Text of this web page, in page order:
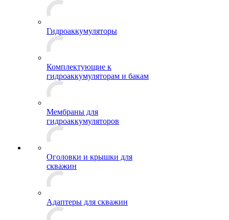
Гидроаккумуляторы
Комплектующие к
гидроаккумуляторам и бакам
Мембраны для
гидроаккумуляторов
Оголовки и крышки для
скважин
Адаптеры для скважин